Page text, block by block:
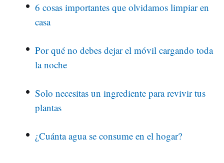
6 cosas importantes que olvidamos limpiar en
casa
Por qué no debes dejar el móvil cargando toda
la noche
Solo necesitas un ingrediente para revivir tus
plantas
¿Cuánta agua se consume en el hogar?